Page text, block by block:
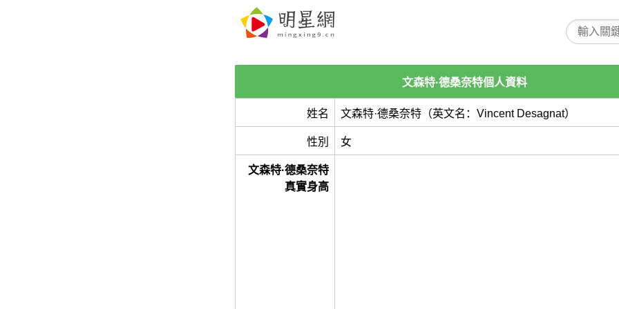
文森特·德桑奈特個人資料
姓名 文森特·德桑奈特（英文名：Vincent Desagnat）
性別 女
文森特·德桑奈特
真實身高